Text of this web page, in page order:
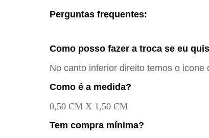
Perguntas frequentes:
Como posso fazer a troca se eu
No canto inferior direito temos o
Como é a medida?
0,50 CM X 1,50 CM
Tem compra mínima?